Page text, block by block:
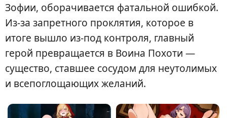
Зофии, оборачивается фатальной ошибкой.
Из-за запретного проклятия, которое в
итоге вышло из-под контроля, главный
герой превращается в Воина Похоти —
существо, ставшее сосудом для неутолимых
и всепоглощающих желаний.